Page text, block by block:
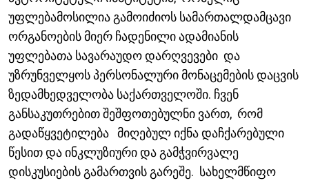
უფლებამოსილია გამოიძიოს სამართალდამცავი
ორგანოების მიერ ჩადენილი ადამიანის
უფლებათა სავარაუდო დარღვევები და
უზრუნველყოს პერსონალური მონაცემების დაცვის
ზედამხედველობა საქართველოში. ჩვენ
განსაკუთრებით შეშფოთებულნი ვართ, რომ
გადაწყვეტილება მიღებულ იქნა დაჩქარებული
წესით და ინკლუზიური და გამჭვირვალე
დისკუსიების გამართვის გარეშე. სახელმწიფო